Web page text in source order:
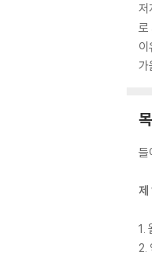
저
로
이
가
들
제
1.
2.